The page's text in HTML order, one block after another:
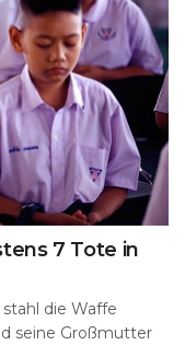
7 Tote in
die Waffe
seine Großmutter